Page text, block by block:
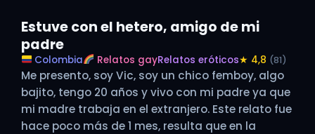
Estuve con el hetero, amigo de mi
padre
Colombia Relatos gayRelatos eróticos★ 4,8 (81)
Me presento, soy Vic, soy un chico femboy, algo
bajito, tengo 20 años y vivo con mi padre ya que
mi madre trabaja en el extranjero. Este relato fue
hace poco más de 1 mes, resulta que en la